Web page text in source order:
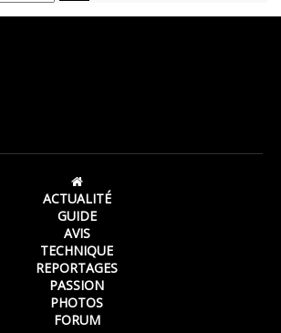
ACTUALITÉ
GUIDE
AVIS
TECHNIQUE
REPORTAGES
PASSION
PHOTOS
FORUM